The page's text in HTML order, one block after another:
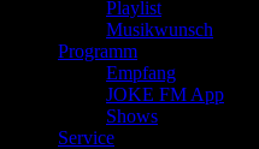
Playlist
Musikwunsch
Programm
Empfang
JOKE FM App
Shows
Service